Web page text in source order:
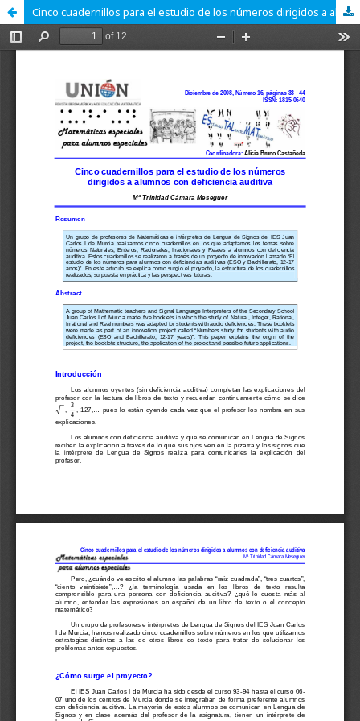
Cinco cuadernillos para el estudio de los números dirigidos a alumnos con deficiencia auditiva